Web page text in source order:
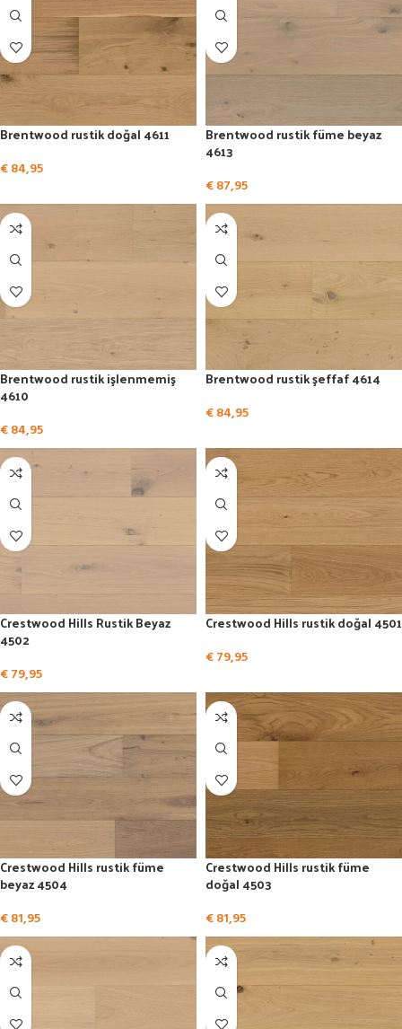
Brentwood rustik doğal 4611
€84,95
Brentwood rustik füme beyaz
4613
€87,95
Brentwood rustik işlenmemiş
4610
€84,95
Brentwood rustik şeffaf 4614
€84,95
Crestwood Hills Rustik Beyaz
4502
€79,95
Crestwood Hills rustik doğal 4501
€79,95
Crestwood Hills rustik füme
beyaz 4504
€81,95
Crestwood Hills rustik füme
doğal 4503
€81,95